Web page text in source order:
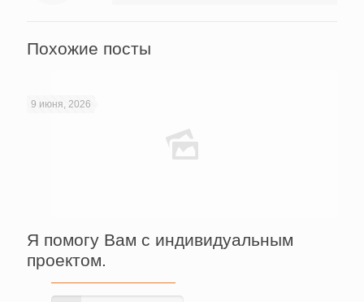
Похожие посты
9 июня, 2026
Я помогу Вам с индивидуальным
проектом.